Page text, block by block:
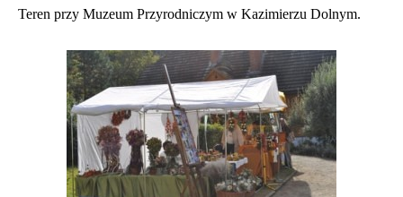
Teren przy Muzeum Przyrodniczym w Kazimierzu Dolnym.